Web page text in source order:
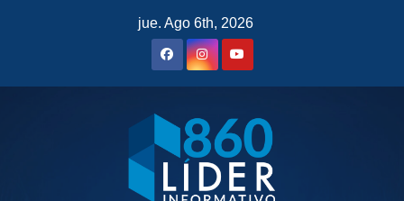
jue. Ago 6th, 2026